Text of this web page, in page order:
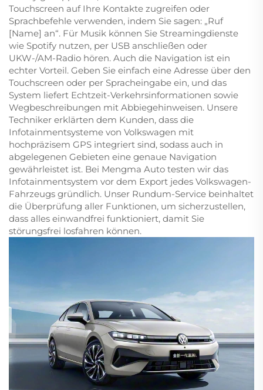
Touchscreen auf Ihre Kontakte zugreifen oder
Sprachbefehle verwenden, indem Sie sagen: „Ruf
[Name] an“. Für Musik können Sie Streamingdienste
wie Spotify nutzen, per USB anschließen oder
UKW-/AM-Radio hören. Auch die Navigation ist ein
echter Vorteil. Geben Sie einfach eine Adresse über den
Touchscreen oder per Spracheingabe ein, und das
System liefert Echtzeit-Verkehrsinformationen sowie
Wegbeschreibungen mit Abbiegehinweisen. Unsere
Techniker erklärten dem Kunden, dass die
Infotainmentsysteme von Volkswagen mit
hochpräzisem GPS integriert sind, sodass auch in
abgelegenen Gebieten eine genaue Navigation
gewährleistet ist. Bei Mengma Auto testen wir das
Infotainmentsystem vor dem Export jedes Volkswagen-
Fahrzeugs gründlich. Unser Rundum-Service beinhaltet
die Überprüfung aller Funktionen, um sicherzustellen,
dass alles einwandfrei funktioniert, damit Sie
störungsfrei losfahren können.